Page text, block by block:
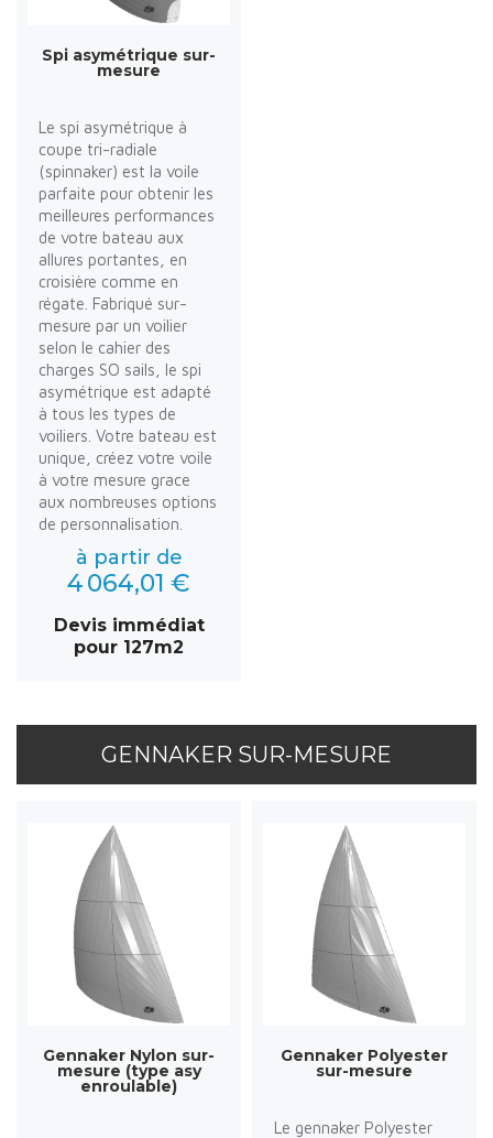
Spi asymétrique sur-
mesure
Le spi asymétrique à
coupe tri-radiale
(spinnaker) est la voile
parfaite pour obtenir les
meilleures performances
de votre bateau aux
allures portantes, en
croisière comme en
régate. Fabriqué sur-
mesure par un voilier
selon le cahier des
charges SO sails, le spi
asymétrique est adapté
à tous les types de
voiliers. Votre bateau est
unique, créez votre voile
à votre mesure grace
aux nombreuses options
de personnalisation.
à partir de
4 064,01 €
Devis immédiat
pour 127m2
GENNAKER SUR-MESURE
Gennaker Nylon sur-
mesure (type asy
enroulable)
Gennaker Polyester
sur-mesure
Le gennaker Polyester